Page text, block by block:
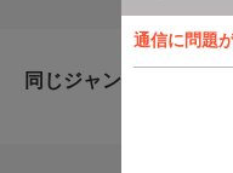
通信に問題
同じジャンルのおすす